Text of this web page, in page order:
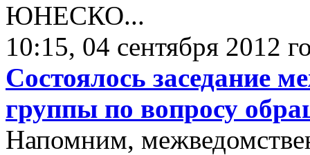
ЮНЕСКО...
10:15, 04 сентября 2012
Состоялось заседание
группы по вопросу
Напомним,